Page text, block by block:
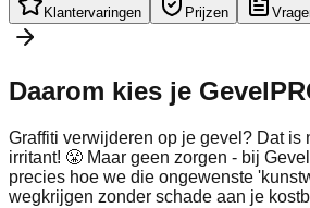
Klantervaringen Prijzen
Daarom kies je
Graffiti verwijderen op je gevel? Dat is
irritant! 😤 Maar geen zorgen - bij
precies hoe we die ongewenste
wegkrijgen zonder schade aan je